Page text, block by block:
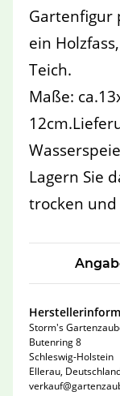
Gartenfigur
ein
Teich.
Maße:
Lagern Sie
trocken
Storm's
Butenring 8
Schleswig-Holstein
Ellerau,